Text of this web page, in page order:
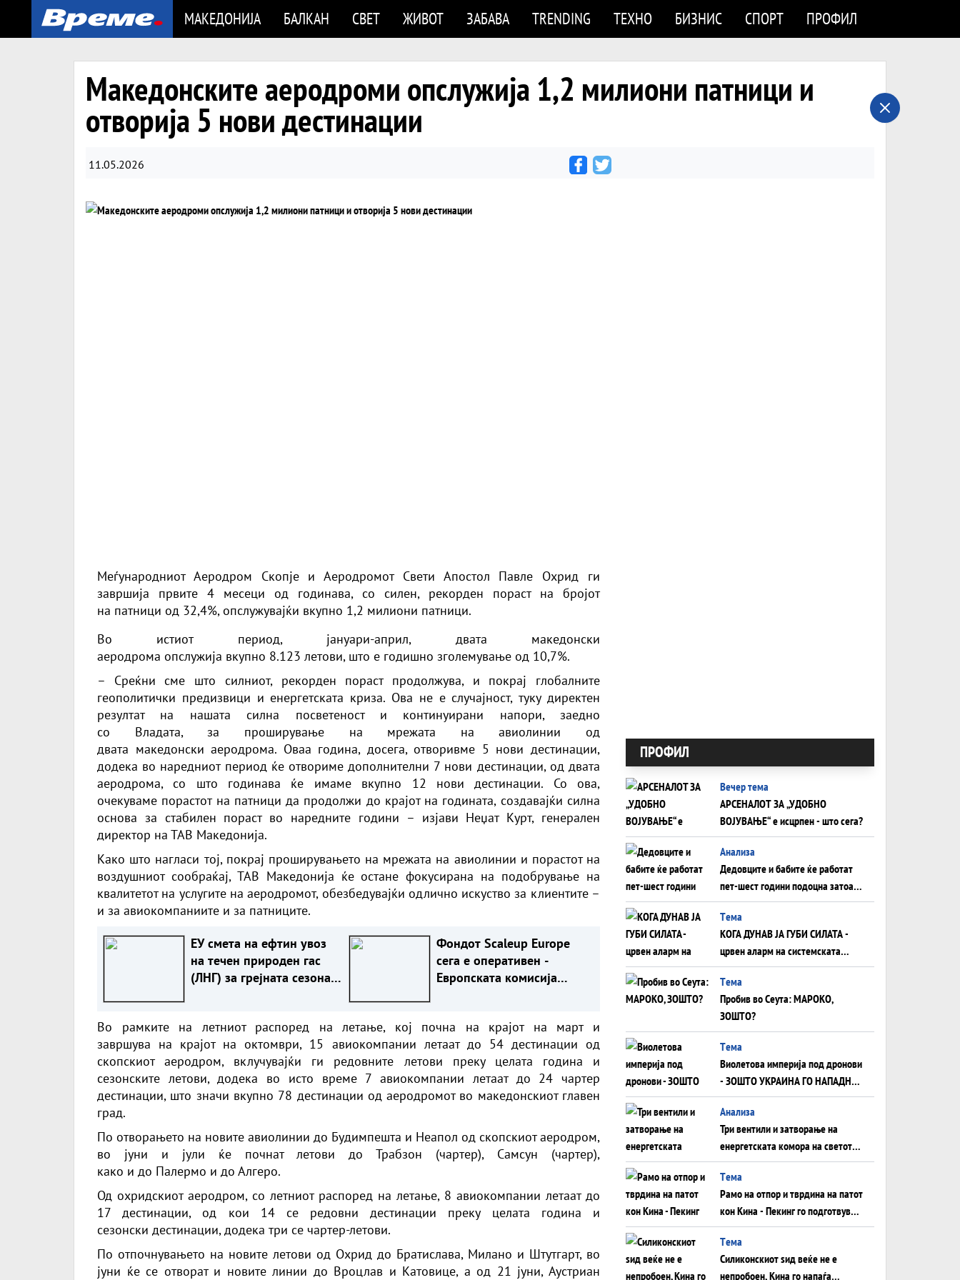
МАКЕДОНИЈА БАЛКАН СВЕТ ЖИВОТ ЗАБАВА TRENDING ТЕХНО БИЗНИС СПОРТ ПРОФИЛ
Македонските аеродроми опслужија 1,2 милиони патници и
отворија 5 нови дестинации
11.05.2026
Меѓународниот Аеродром Скопје и Аеродромот Свети Апостол Павле Охрид ги
завршија првите 4 месеци од годинава, со силен, рекорден пораст на бројот
на патници од 32,4%, опслужувајќи вкупно 1,2 милиони патници.
Во истиот период, јануари-април, двата македонски
аеродрома опслужија вкупно 8.123 летови, што е годишно зголемување од 10,7%.
– Среќни сме што силниот, рекорден пораст продолжува, и покрај глобалните
геополитички предизвици и енергетската криза. Ова не е случајност, туку директен
резултат на нашата силна посветеност и континуирани напори, заедно
со Владата, за проширување на мрежата на авиолинии од
двата македонски аеродрома. Оваа година, досега, отворивме 5 нови дестинации,
додека во наредниот период ќе отвориме дополнителни 7 нови дестинации, од двата
аеродрома, со што годинава ќе имаме вкупно 12 нови дестинации. Со ова,
очекуваме порастот на патници да продолжи до крајот на годината, создавајќи силна
основа за стабилен пораст во наредните години – изјави Неџат Курт, генерален
директор на ТАВ Македонија.
Како што нагласи тој, покрај проширувањето на мрежата на авиолинии и порастот на
воздушниот сообраќај, ТАВ Македонија ќе остане фокусирана на подобрување на
квалитетот на услугите на аеродромот, обезбедувајќи одлично искуство за клиентите –
и за авиокомпаниите и за патниците.
ЕУ смета на ефтин увоз
на течен природен гас
(ЛНГ) за грејната сезона?
ГОДИНИ
Фондот Scaleup Europe
сега е оперативен -
Европската комисија
Во рамките на летниот распоред на летaње, кој почна на крајот на март и
завршува на крајот на октомври, 15 авиокомпании летаат до 54 дестинации од
скопскиот аеродром, вклучувајќи ги редовните летови преку целата година и
сезонските летови, додека во исто време 7 авиокомпании летаат до 24 чартер
дестинации, што значи вкупно 78 дестинации од аеродромот во македонскиот главен
град.
По отворањето на новите авиолинии до Будимпешта и Неапол од скопскиот аеродром,
во јуни и јули ќе почнат летови до Трабзон (чартер), Самсун (чартер),
како и до Палермо и до Алгеро.
Од охридскиот аеродром, со летниот распоред на летање, 8 авиокомпании летаат до
17 дестинации, од кои 14 се редовни дестинации преку целата година и
сезонски дестинации, додека три се чартер-летови.
По отпочнувањето на новите летови од Охрид до Братислава, Милано и Штутгарт, во
јуни ќе се отворат и новите линии до Вроцлав и Катовице, а од 21 јуни, Аустриан
ПРОФИЛ
Вечер тема
АРСЕНАЛОТ ЗА „УДОБНО
ВОЈУВАЊЕ“ е исцрпен - што сега?
Анализа
Дедовците и бабите ќе работат
пет-шест години подоцна затоа
што НЕМААТ ВНУЦИ ДА ГИ
ЗАМЕНАТ
Tема
КОГА ДУНАВ ЈА ГУБИ СИЛАТА -
црвен аларм на системската
плоча од јужна Германија до
Црното Море...
Tема
Пробив во Сеута: МАРОКО,
ЗОШТО?
Tема
Виолетова империја под дронови
- ЗОШТО УКРАИНА ГО НАПАДНА
РУСКИОТ WILDBERRIES
Aнализа
Три вентили и затворање на
енергетската комора на светот:
Нападот во Суец најавува
глобален енергетски инфаркт?
Tема
Рамо на отпор и тврдина на патот
кон Кина - Пекинг го подготвува
Иран за американска копнена
инвазија
Tема
Силиконскиот ѕид веќе не е
непробоен, Кина го напаѓа